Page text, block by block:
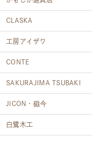
CLASKA
工房アイザワ
CONTE
SAKURAJIMA TSUBAKI
JICON・磁今
白鷺木工